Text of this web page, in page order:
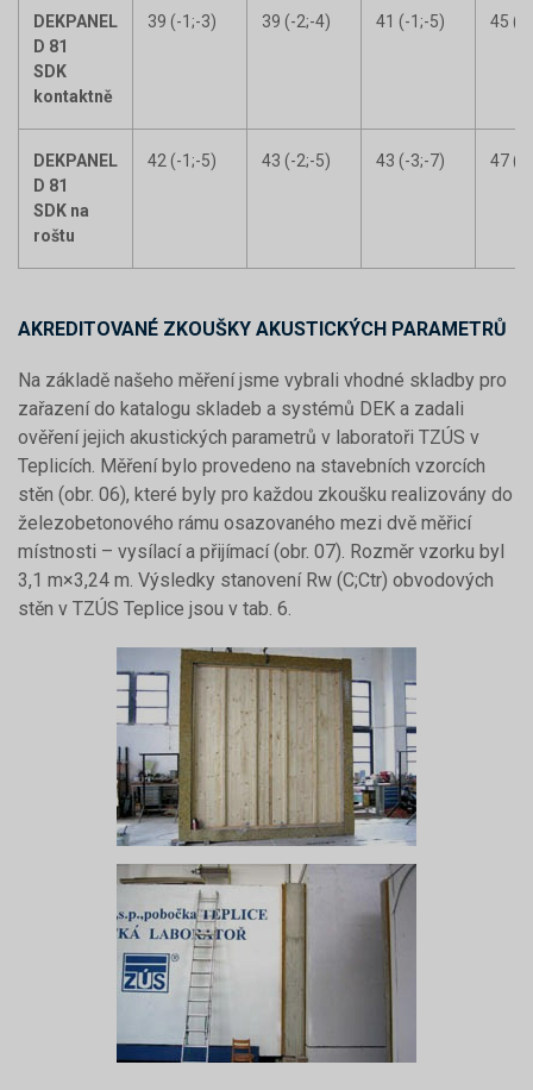
DEKPANEL
D 81
SDK
kontaktně
39 (-1;-3) 39 (-2;-4) 41 (-1;-5) 45 (-
DEKPANEL
D 81
SDK na
roštu
42 (-1;-5) 43 (-2;-5) 43 (-3;-7) 47 (-
AKREDITOVANÉ ZKOUŠKY AKUSTICKÝCH PARAMETRŮ
Na základě našeho měření jsme vybrali vhodné skladby pro
zařazení do katalogu skladeb a systémů DEK a zadali
ověření jejich akustických parametrů v laboratoři TZÚS v
Teplicích. Měření bylo provedeno na stavebních vzorcích
stěn (obr. 06), které byly pro každou zkoušku realizovány do
železobetonového rámu osazovaného mezi dvě měřicí
místnosti – vysílací a přijímací (obr. 07). Rozměr vzorku byl
3,1 m×3,24 m. Výsledky stanovení Rw (C;Ctr) obvodových
stěn v TZÚS Teplice jsou v tab. 6.